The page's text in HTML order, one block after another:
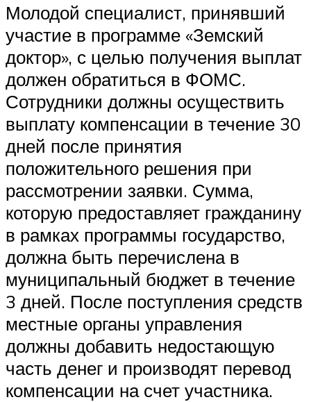
Молодой специалист, принявший
участие в программе «Земский
доктор», с целью получения выплат
должен обратиться в ФОМС.
Сотрудники должны осуществить
выплату компенсации в течение 30
дней после принятия
положительного решения при
рассмотрении заявки. Сумма,
которую предоставляет гражданину
в рамках программы государство,
должна быть перечислена в
муниципальный бюджет в течение
3 дней. После поступления средств
местные органы управления
должны добавить недостающую
часть денег и производят перевод
компенсации на счет участника.